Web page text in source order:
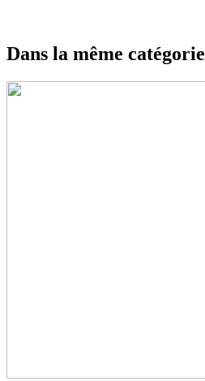
Dans la même catégorie